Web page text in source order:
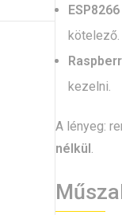
kötelező.
kezelni.
A lényeg:
nélkül.